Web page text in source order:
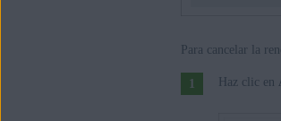
Para cancelar la
Haz clic en